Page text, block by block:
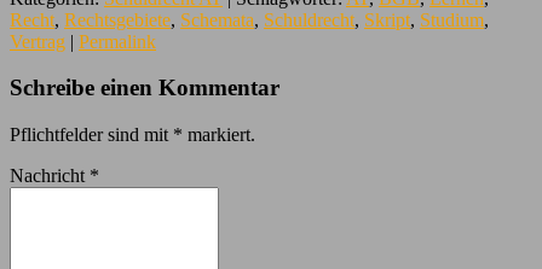
Recht, Rechtsgebiete, Schemata, Schuldrecht, Skript, Studium,
Vertrag | Permalink
Schreibe einen Kommentar
Pflichtfelder sind mit * markiert.
Nachricht *